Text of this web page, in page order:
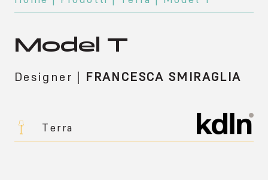
Model T
Designer | FRANCESCA SMIRAGLIA
Terra